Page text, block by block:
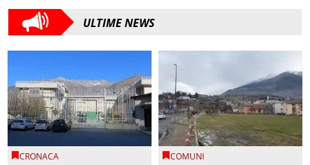
ULTIME NEWS
CRONACA COMUNI